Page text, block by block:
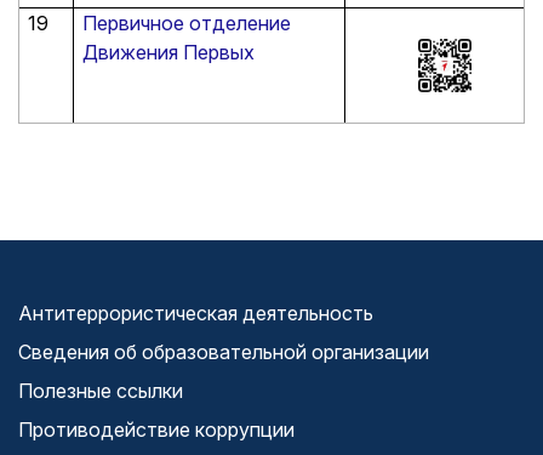
19
Первичное отделение
Движения Первых
Антитеррористическая деятельность
Сведения об образовательной организации
Полезные ссылки
Противодействие коррупции